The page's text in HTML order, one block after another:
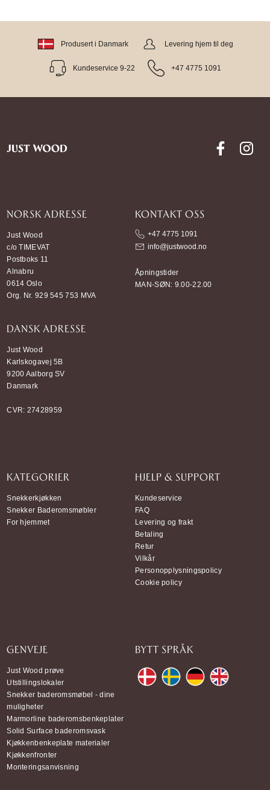
Produsert i Danmark Levering hjem til deg
Kundeservice 9-22 +47 4775 1091
NORSK ADRESSE
Just Wood
c/o TIMEVAT
Postboks 11
Alnabru
0614 Oslo
Org. Nr. 929 545 753 MVA
DANSK ADRESSE
Just Wood
Karlskogavej 5B
9200 Aalborg SV
Danmark
CVR: 27428959
KONTAKT OSS
+47 4775 1091
info@justwood.no
Åpningstider
MAN-SØN: 9.00-22.00
KATEGORIER
Snekkerkjøkken
Snekker Baderomsmøbler
For hjemmet
HJELP & SUPPORT
Kundeservice
FAQ
Levering og frakt
Betaling
Retur
Vilkår
Personopplysningspolicy
Cookie policy
GENVEJE
Just Wood prøve
Utstillingslokaler
Snekker baderomsmøbel - dine
muligheter
Marmorline baderomsbenkeplater
Solid Surface baderomsvask
Kjøkkenbenkeplate materialer
Kjøkkenfronter
Monteringsanvisning
BYTT SPRÅK